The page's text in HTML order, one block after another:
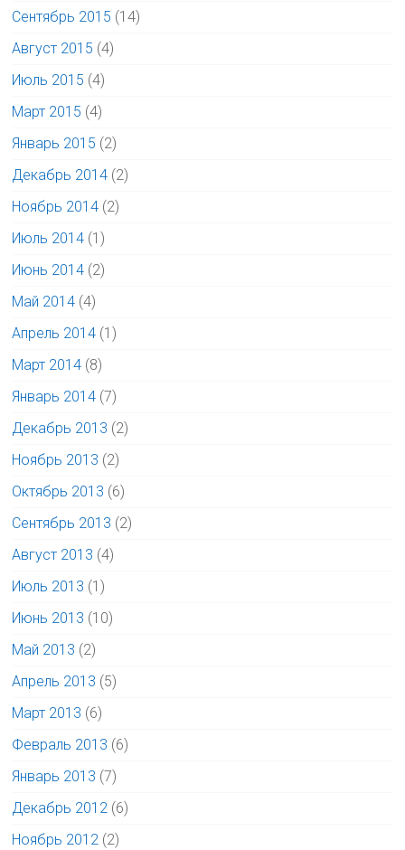
Сентябрь 2015 (14)
Август 2015 (4)
Июль 2015 (4)
Март 2015 (4)
Январь 2015 (2)
Декабрь 2014 (2)
Ноябрь 2014 (2)
Июль 2014 (1)
Июнь 2014 (2)
Май 2014 (4)
Апрель 2014 (1)
Март 2014 (8)
Январь 2014 (7)
Декабрь 2013 (2)
Ноябрь 2013 (2)
Октябрь 2013 (6)
Сентябрь 2013 (2)
Август 2013 (4)
Июль 2013 (1)
Июнь 2013 (10)
Май 2013 (2)
Апрель 2013 (5)
Март 2013 (6)
Февраль 2013 (6)
Январь 2013 (7)
Декабрь 2012 (6)
Ноябрь 2012 (2)